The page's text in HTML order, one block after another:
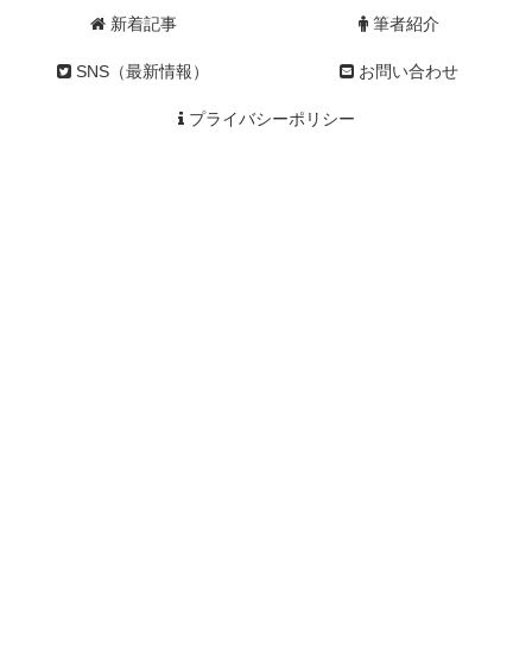
新着記事 筆者紹介
SNS（最新情報） お問い合わせ
プライバシーポリシー